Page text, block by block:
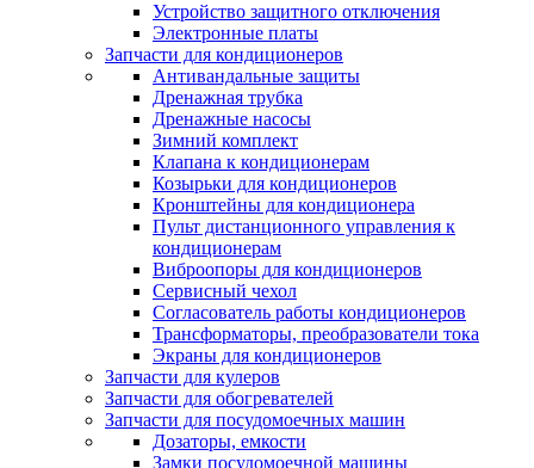
Устройство защитного отключения
Электронные платы
Запчасти для кондиционеров
Антивандальные защиты
Дренажная трубка
Дренажные насосы
Зимний комплект
Клапана к кондиционерам
Козырьки для кондиционеров
Кронштейны для кондиционера
Пульт дистанционного управления к
кондиционерам
Виброопоры для кондиционеров
Сервисный чехол
Согласователь работы кондиционеров
Трансформаторы, преобразователи тока
Экраны для кондиционеров
Запчасти для кулеров
Запчасти для обогревателей
Запчасти для посудомоечных машин
Дозаторы, емкости
Замки посудомоечной машины